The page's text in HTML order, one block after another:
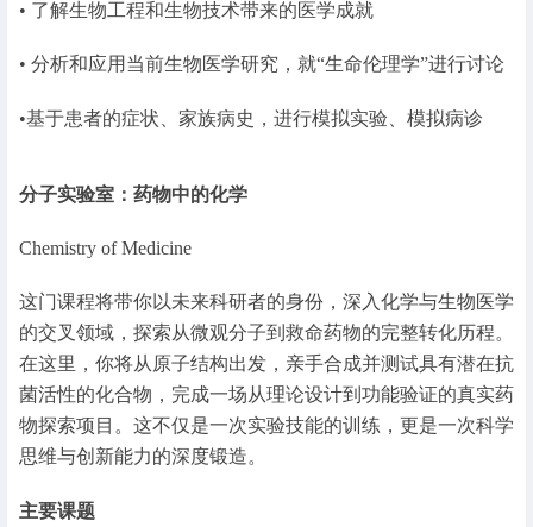
• 了解生物工程和生物技术带来的医学成就
• 分析和应用当前生物医学研究，就“生命伦理学”进行讨论
•基于患者的症状、家族病史，进行模拟实验、模拟病诊
分子实验室：药物中的化学
Chemistry of Medicine
这门课程将带你以未来科研者的身份，深入化学与生物医学
的交叉领域，探索从微观分子到救命药物的完整转化历程。
在这里，你将从原子结构出发，亲手合成并测试具有潜在抗
菌活性的化合物，完成一场从理论设计到功能验证的真实药
物探索项目。这不仅是一次实验技能的训练，更是一次科学
思维与创新能力的深度锻造。
主要课题